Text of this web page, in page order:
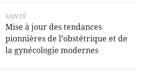
SANTÉ
Mise à jour des tendances
pionnières de l’obstétrique et de
la gynécologie modernes